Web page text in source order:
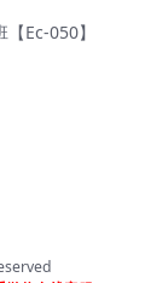
Ec-050】